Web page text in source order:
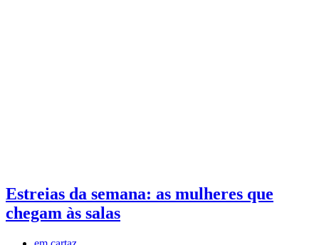
Estreias da semana: as mulheres que
chegam às salas